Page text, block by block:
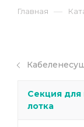
Главная —
Секция для
лотка